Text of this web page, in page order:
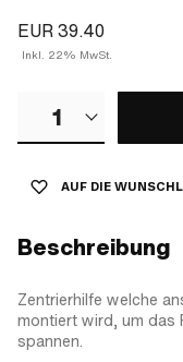
EUR 39.40
Inkl. 22% MwSt.
1
AUF DIE
Beschreibung
Zentrierhilfe welche
montiert wird, um das
spannen.